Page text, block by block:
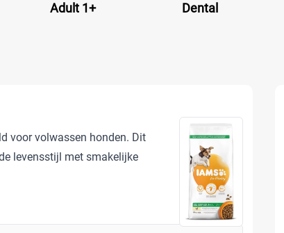
Adult 1+ Dental
voor volwassen honden. Dit
levensstijl met smakelijke